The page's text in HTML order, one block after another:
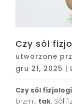
Czy sól
utworzone
gru 21, 2025 |
Czy sól
brzmi: tak. Sól